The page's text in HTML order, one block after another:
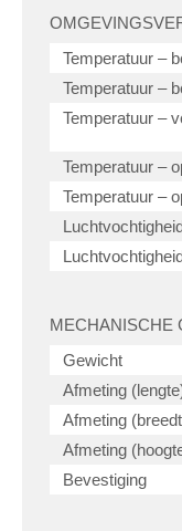
Temperatuur –
Temperatuur –
Temperatuur –
Temperatuur –
Temperatuur –
MECHANISCHE
Gewicht
Afmeting
Afmeting
Afmeting
Bevestiging